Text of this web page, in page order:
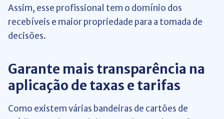
Assim, esse profissional tem o domínio dos
recebíveis e maior propriedade para a tomada de
decisões.
Garante mais transparência na
aplicação de taxas e tarifas
Como existem várias bandeiras de cartões de